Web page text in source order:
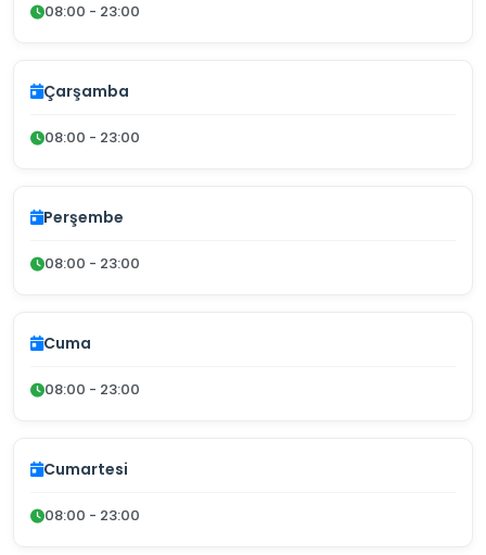
08:00 - 23:00
Çarşamba
08:00 - 23:00
Perşembe
08:00 - 23:00
Cuma
08:00 - 23:00
Cumartesi
08:00 - 23:00